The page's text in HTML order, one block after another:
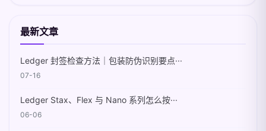
最新文章
Ledger 封签检查方法｜包装防伪识别要点···
07-16
Ledger Stax、Flex 与 Nano 系列怎么按···
06-06